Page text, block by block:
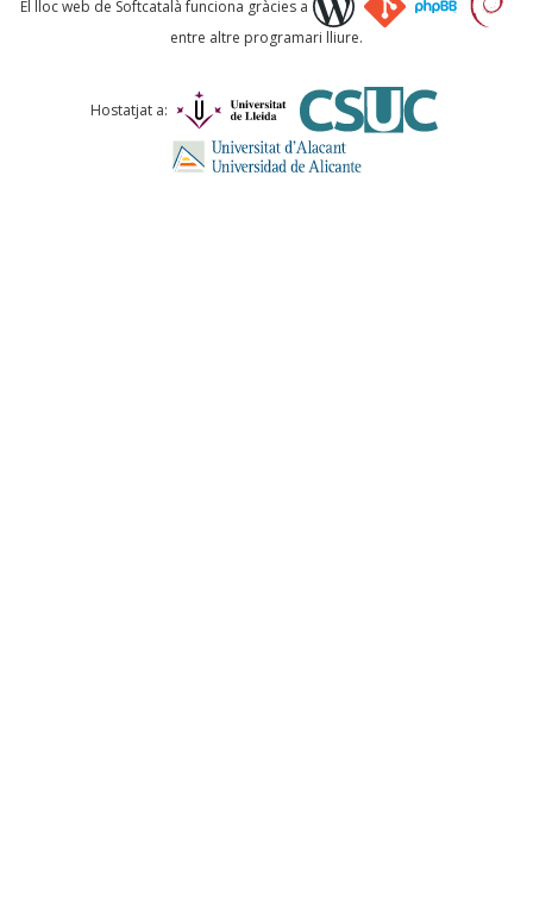
Comentari *
El lloc web de Softcatalà funciona gràcies a
entre altre programari lliure.
Hostatjat a: